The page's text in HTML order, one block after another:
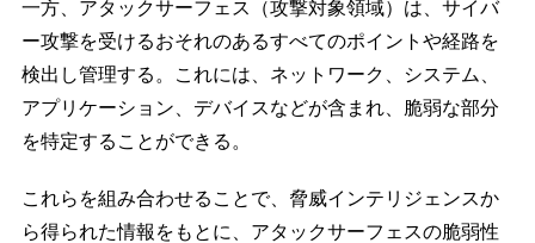
一方、アタックサーフェス（攻撃対象領域）は、サイバ
ー攻撃を受けるおそれのあるすべてのポイントや経路を
検出し管理する。これには、ネットワーク、システム、
アプリケーション、デバイスなどが含まれ、脆弱な部分
を特定することができる。
これらを組み合わせることで、脅威インテリジェンスか
ら得られた情報をもとに、アタックサーフェスの脆弱性